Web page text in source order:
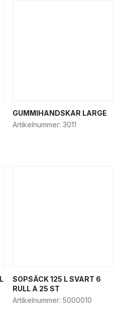
GUMMIHANDSKAR LARGE
Artikelnummer: 3011
SOPSÄCK 125 L SVART 6
RULL A 25 ST
Artikelnummer: 5000010